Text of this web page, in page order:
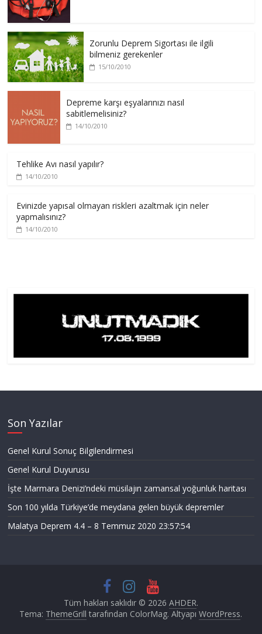
Zorunlu Deprem Sigortası ile ilgili
bilmeniz gerekenler
15/10/2010
Depreme karşı eşyalarınızı nasıl
sabitlemelisiniz?
14/10/2010
Tehlike Avı nasıl yapılır?
14/10/2010
Evinizde yapısal olmayan riskleri azaltmak için neler
yapmalısınız?
14/10/2010
Son Yazılar
Genel Kurul Sonuç Bilgilendirmesi
Genel Kurul Duyurusu
İşte Marmara Denizi’ndeki müsilajın zamansal yoğunluk haritası
Son 100 yılda Türkiye’de meydana gelen büyük depremler
Malatya Deprem 4.4 – 8 Temmuz 2020 23:57:54
Tüm hakları saklıdır © 2026 AHDER.
Tema: ThemeGrill tarafından ColorMag. AltyapıWordPress.